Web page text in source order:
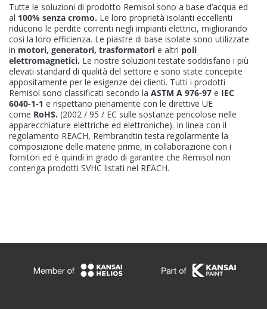
Tutte le soluzioni di prodotto Remisol sono a base d’acqua ed
al 100% senza cromo. Le loro proprietà isolanti eccellenti
riducono le perdite correnti negli impianti elettrici, migliorando
così la loro efficienza. Le piastre di base isolate sono utilizzate
in motori, generatori, trasformatori e altri poli
elettromagnetici. Le nostre soluzioni testate soddisfano i più
elevati standard di qualità del settore e sono state concepite
appositamente per le esigenze dei clienti. Tutti i prodotti
Remisol sono classificati secondo la ASTM A 976-97 e IEC
6040-1-1 e rispettano pienamente con le direttive UE
come RoHS. (2002 / 95 / EC sulle sostanze pericolose nelle
apparecchiature elettriche ed elettroniche). In linea con il
regolamento REACH, Rembrandtin testa regolarmente la
composizione delle materie prime, in collaborazione con i
fornitori ed è quindi in grado di garantire che Remisol non
contenga prodotti SVHC listati nel REACH.